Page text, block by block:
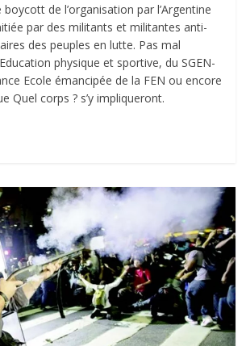
de l’organisation par l’Argentine
par des militants et militantes anti-
des peuples en lutte. Pas mal
physique et sportive, du SGEN-
Ecole émancipée de la FEN ou encore
Quel corps ? s’y impliqueront.